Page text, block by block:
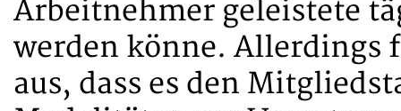
Arbeitnehmer geleistete
werden könne. Allerdings
aus, dass es den